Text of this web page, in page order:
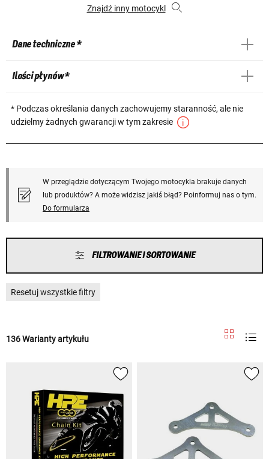
Znajdź inny motocykl
Dane techniczne *
Ilości płynów *
* Podczas określania danych zachowujemy staranność, ale nie
udzielmy żadnych gwarancji w tym zakresie
W przeglądzie dotyczącym Twojego motocykla brakuje danych
lub produktów? A może widzisz jakiś błąd? Poinformuj nas o tym.
Do formularza
FILTROWANIE I SORTOWANIE
Resetuj wszystkie filtry
136 Warianty artykułu